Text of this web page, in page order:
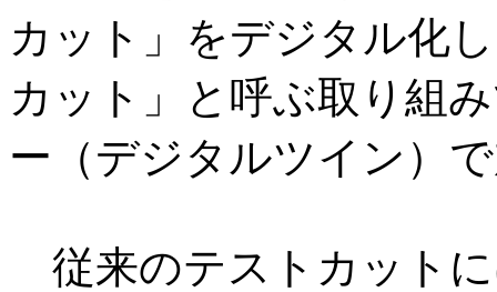
カット」をデジタル化
カット」と呼ぶ取り組
ー（デジタルツイン）
従来のテストカット